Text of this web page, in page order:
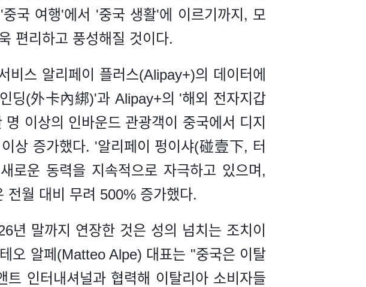
국 여행'에서 '중국 생활'에 이르기까지, 모
편리하고 풍성해질 것이다.
비스 알리페이 플러스(Alipay+)의 데이터에
딩(外卡內綁)'과 Alipay+의 '해외 전자지갑
이상의 인바운드 관광객이 중국에서 디지
상 증가했다. '알리페이 펑이샤(碰壹下, 터
로운 동력을 지속적으로 자극하고 있으며,
전월 대비 무려 500% 증가했다.
년 말까지 연장한 것은 성의 넘치는 조치이
오 알페(Matteo Alpe) 대표는 "중국은 이탈
인터내셔널과 협력해 이탈리아 소비자들